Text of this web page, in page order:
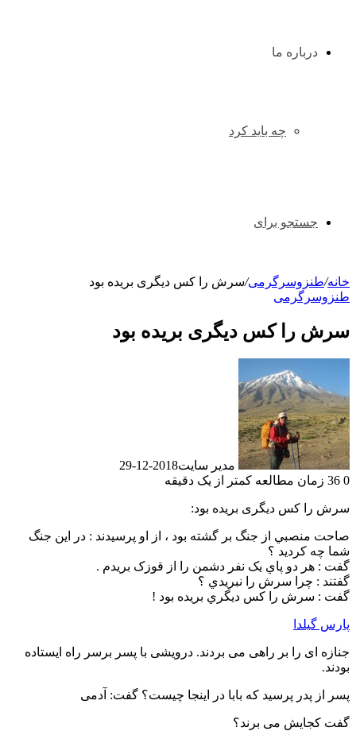
درباره ما
چه باید کرد
جستجو برای
خانه/طنزوسرگرمی/سرش را کس دیگری بریده بود
طنزوسرگرمی
سرش را کس دیگری بریده بود
مدیر سایت2018-12-29
0
زمان مطالعه کمتر از یک دقیقه
سرش را کس دیگری بریده بود:
صاحت منصبي از جنگ بر گشته بود ، از او پرسيدند : در اين جنگ
شما چه کرديد ؟
گفت : هر دو پاي يک نفر دشمن را از قوزک بريدم .
گفتند : چرا سرش را نبريدي ؟
گفت : سرش را کس ديگري بريده بود !
پارس گیلدا
جنازه ای را بر راهی می بردند. درویشی با پسر برسر راه ایستاده
بودند.
پسر از پدر پرسید که بابا در اینجا چیست؟ گفت: آدمی
گفت کجایش می برند؟